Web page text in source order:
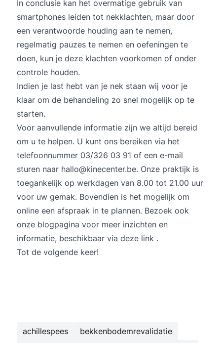
In conclusie kan het overmatige gebruik van
smartphones leiden tot nekklachten, maar door
een verantwoorde houding aan te nemen,
regelmatig pauzes te nemen en oefeningen te
doen, kun je deze klachten voorkomen of onder
controle houden.
Indien je last hebt van je nek staan wij voor je
klaar om de behandeling zo snel mogelijk op te
starten.
Voor aanvullende informatie zijn we altijd bereid
om u te helpen. U kunt ons bereiken via het
telefoonnummer 03/326 03 91 of een e-mail
sturen naar hallo@kinecenter.be. Onze praktijk is
toegankelijk op werkdagen van 8.00 tot 21.00 uur
voor uw gemak. Bovendien is het mogelijk om
online een afspraak in te plannen. Bezoek ook
onze blogpagina voor meer inzichten en
informatie, beschikbaar via deze link .
Tot de volgende keer!
achillespees
bekkenbodemrevalidatie